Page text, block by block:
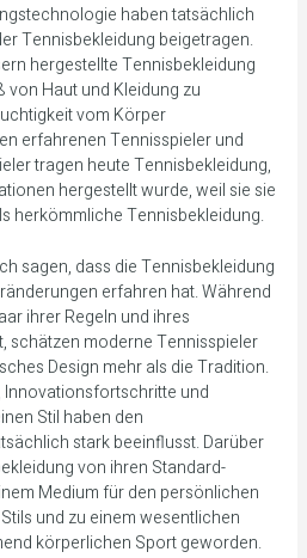
haben tatsächlich
Tennisbekleidung beigetragen.
hergestellte Tennisbekleidung
Haut und Kleidung zu
vom Körper
erfahrenen Tennisspieler und
tragen heute Tennisbekleidung,
hergestellt wurde, weil sie sie
herkömmliche Tennisbekleidung.
sagen, dass die Tennisbekleidung
erfahren hat. Während
ihrer Regeln und ihres
schätzen moderne Tennisspieler
Design mehr als die Tradition.
und
Stil haben den
stark beeinflusst. Darüber
von ihren Standard-
Medium für den persönlichen
und zu einem wesentlichen
körperlichen Sport geworden.